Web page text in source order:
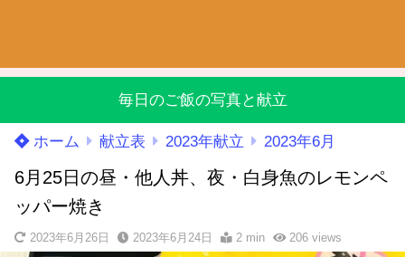
毎日のご飯の写真と献立
ホーム 献立表 2023年献立 2023年6月
6月25日の昼・他人丼、夜・白身魚のレモンペ
ッパー焼き
2023年6月26日 2023年6月24日 2 min 206views